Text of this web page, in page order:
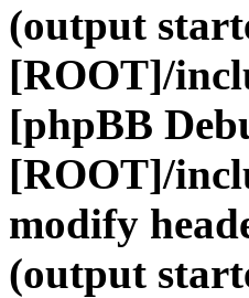
(output
[ROOT]/
[phpBB
[ROOT]/
modify
(output